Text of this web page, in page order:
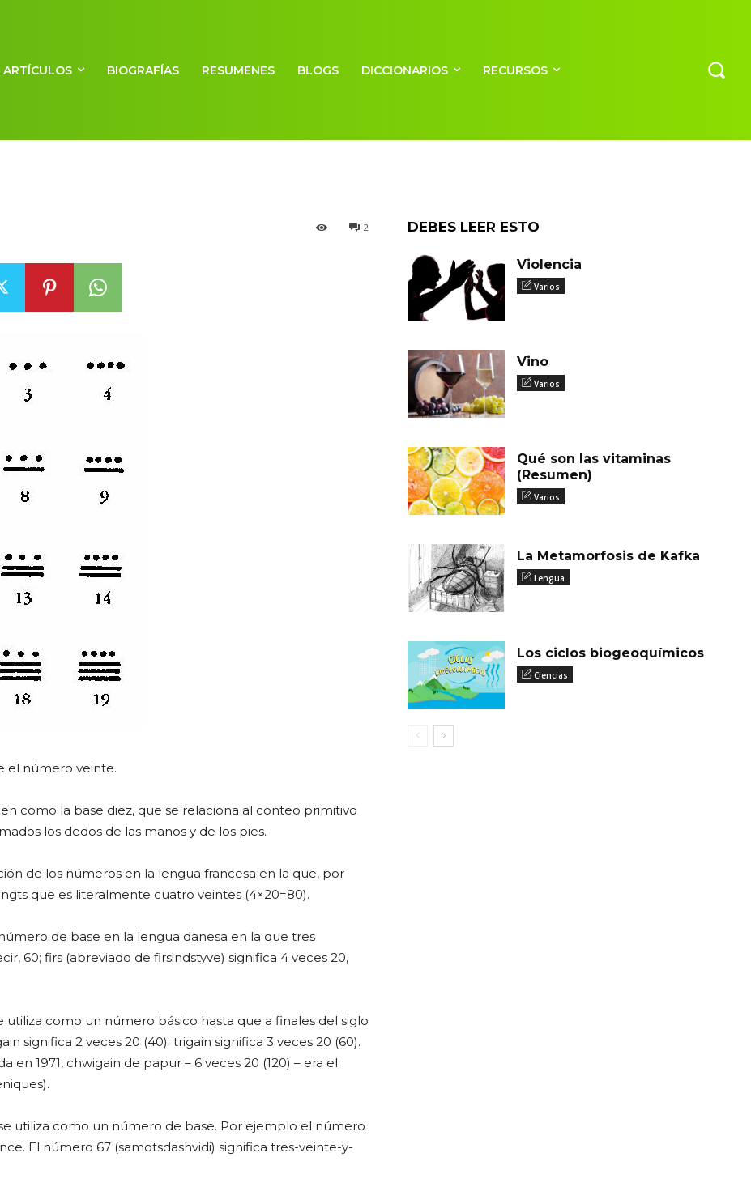
ARTÍCULOS BIOGRAFÍAS RESUMENES BLOGS DICCIONARIOS RECURSOS
vigesimal
2
el número veinte.
como la base diez, que se relaciona al conteo primitivo
los dedos de las manos y de los pies.
de los números en la lengua francesa en la que, por
que es literalmente cuatro veintes (4×20=80).
de base en la lengua danesa en la que tres
60; firs (abreviado de firsindstyve) significa 4 veces 20,
como un número básico hasta que a finales del siglo
significa 2 veces 20 (40); trigain significa 3 veces 20 (60).
1971, chwigain de papur – 6 veces 20 (120) – era el
utiliza como un número de base. Por ejemplo el número
El número 67 (samotsdashvidi) significa tres-veinte-y-
DEBES LEER ESTO
Violencia
Varios
Vino
Varios
Qué son las vitaminas
(Resumen)
Varios
La Metamorfosis de Kafka
Lengua
Los ciclos biogeoquímicos
Ciencias